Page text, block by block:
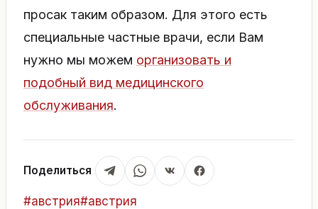
просак таким образом. Для этого есть
специальные частные врачи, если Вам
нужно мы можем организовать и
подобный вид медицинского
обслуживания.
Поделиться
Метки
#австрия#австрия